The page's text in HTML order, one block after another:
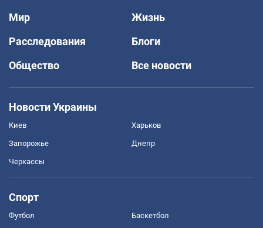
Мир
Жизнь
Расследования
Блоги
Общество
Все новости
Новости Украины
Киев Харьков
Запорожье Днепр
Черкассы
Спорт
Футбол Баскетбол